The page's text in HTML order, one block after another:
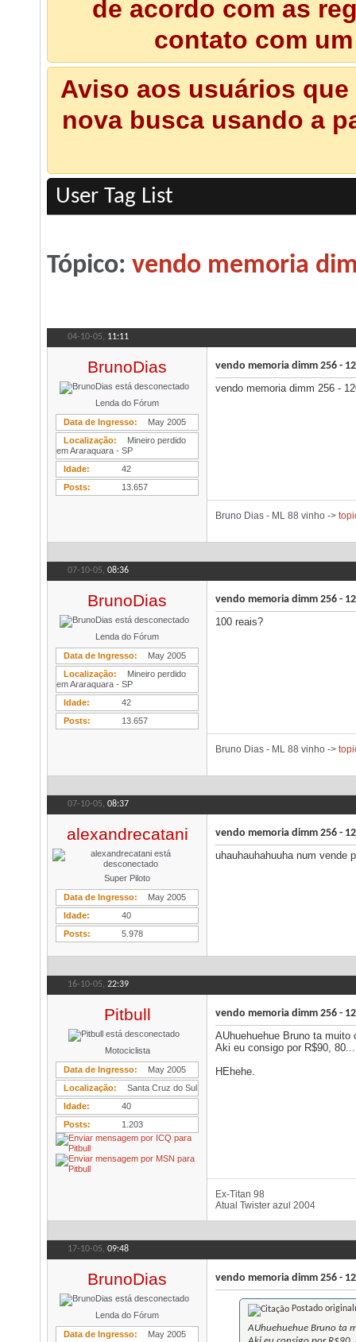
de acordo com as
contato com
Aviso aos usuários
nova busca usando a
User Tag List
Tópico: vendo memoria
04-10-05, 11:11
BrunoDias
Lenda do Fórum
Data de Ingresso
May 2005
Localização
Mineiro perdido
em Araraquara - SP
Idade
42
Posts
13.657
vendo memoria dimm 256 -
vendo memoria dimm 256 -
Bruno Dias - ML 88 vinho ->
07-10-05, 08:36
BrunoDias
Lenda do Fórum
Data de Ingresso
May 2005
Localização
Mineiro perdido
em Araraquara - SP
Idade
42
Posts
13.657
vendo memoria dimm 256 -
100 reais?
Bruno Dias - ML 88 vinho ->
07-10-05, 08:37
alexandrecatani
Super Piloto
Data de Ingresso
May 2005
Idade
40
Posts
5.978
vendo memoria dimm 256 -
uhauhauhahuuha num vende
16-10-05, 22:39
Pitbull
Motociclista
Data de Ingresso
May 2005
Localização
Santa Cruz do Sul
Idade
40
Posts
1.203
vendo memoria dimm 256 -
AUhuehuehue Bruno ta muito
Aki eu consigo por R$90, 80...
HEhehe.
Ex-Titan 98
Atual Twister azul 2004
17-10-05, 09:48
BrunoDias
Lenda do Fórum
Data de Ingresso
May 2005
vendo memoria dimm 256 -
Postado
AUhuehuehue Bruno ta